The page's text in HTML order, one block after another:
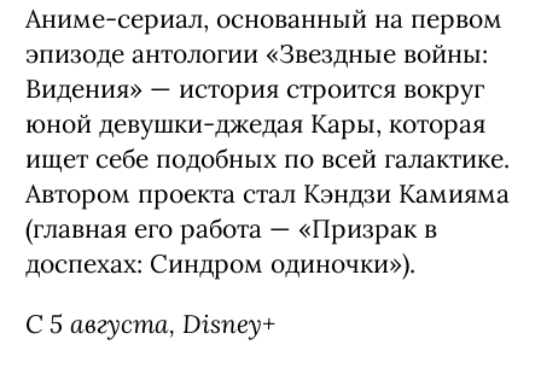
Аниме-сериал, основанный на первом
эпизоде антологии «Звездные войны:
Видения» — история строится вокруг
юной девушки-джедая Кары, которая
ищет себе подобных по всей галактике.
Автором проекта стал Кэндзи Камияма
(главная его работа — «Призрак в
доспехах: Синдром одиночки»).
С 5 августа, Disney+